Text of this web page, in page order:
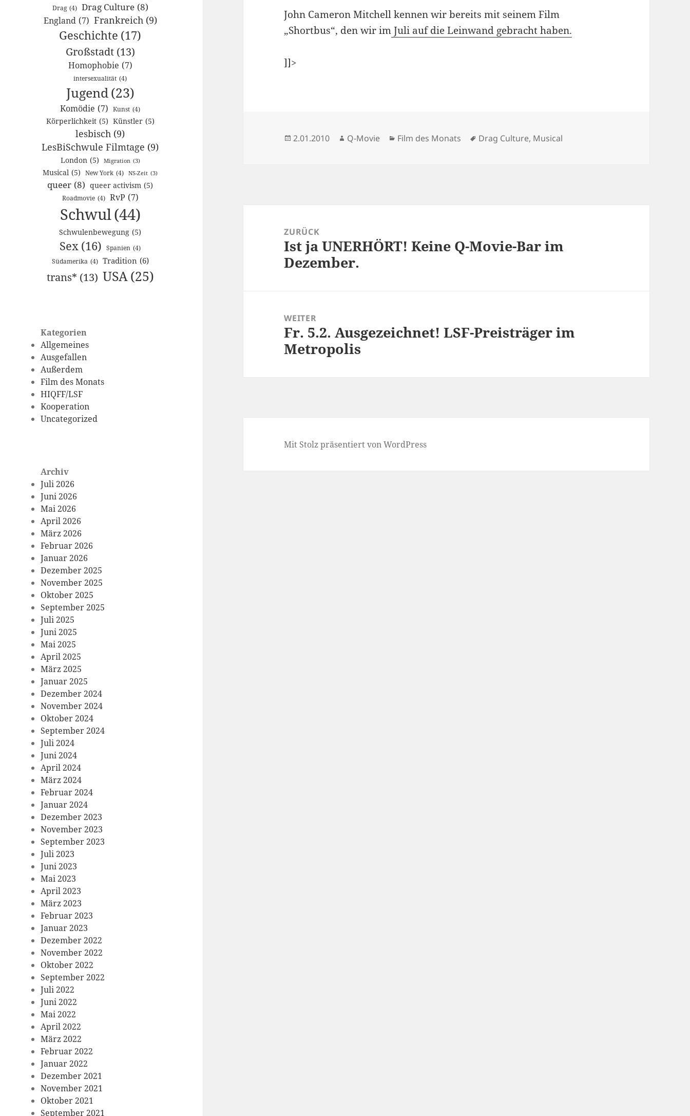
Drag (4) Drag Culture (8)
England (7) Frankreich (9)
Geschichte (17)
Großstadt (13)
Homophobie (7)
intersexualität (4)
Jugend(23)
Komödie (7) Kunst (4)
Körperlichkeit (5) Künstler (5)
lesbisch (9)
LesBiSchwule Filmtage (9)
London (5) Migration (3)
Musical (5) New York (4) NS-Zeit (3)
queer (8) queer activism (5)
Roadmovie (4) RvP (7)
Schwul(44)
Schwulenbewegung (5)
Sex (16) Spanien (4)
Südamerika (4) Tradition (6)
trans* (13) USA(25)
Kategorien
Allgemeines
Ausgefallen
Außerdem
Film des Monats
HIQFF/LSF
Kooperation
Uncategorized
Archiv
Juli 2026
Juni 2026
Mai 2026
April 2026
März 2026
Februar 2026
Januar 2026
Dezember 2025
November 2025
Oktober 2025
September 2025
Juli 2025
Juni 2025
Mai 2025
April 2025
März 2025
Januar 2025
Dezember 2024
November 2024
Oktober 2024
September 2024
Juli 2024
Juni 2024
April 2024
März 2024
Februar 2024
Januar 2024
Dezember 2023
November 2023
September 2023
Juli 2023
Juni 2023
Mai 2023
April 2023
März 2023
Februar 2023
Januar 2023
Dezember 2022
November 2022
Oktober 2022
September 2022
Juli 2022
Juni 2022
Mai 2022
April 2022
März 2022
Februar 2022
Januar 2022
Dezember 2021
November 2021
Oktober 2021
September 2021
John Cameron Mitchell kennen wir bereits mit seinem Film
„Shortbus“, den wir imJuli auf die Leinwand gebracht haben.
]]>
Veröffentlicht
2.01.2010 Autor
Q-Movie Kategorien
Film des Monats Schlagwörter
Drag Culture, Musical
ZURÜCK
Vorheriger
Beitrag:
Ist ja UNERHÖRT! Keine Q-Movie-Bar im
Dezember.
WEITER
Nächster
Beitrag:
Fr. 5.2. Ausgezeichnet! LSF-Preisträger im
Metropolis
Mit Stolz präsentiert von WordPress